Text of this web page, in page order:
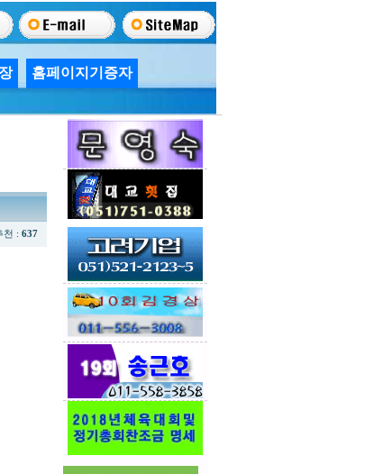
홈페이지기증자
천 : 637